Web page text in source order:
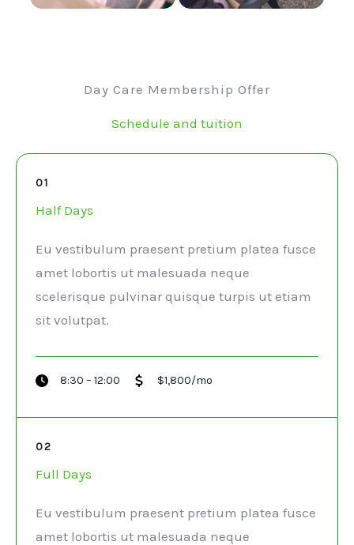
Day Care Membership Offer
Schedule and tuition
01
Half Days
Eu vestibulum praesent pretium platea fusce
amet lobortis ut malesuada neque
scelerisque pulvinar quisque turpis ut etiam
sit volutpat.​
8:30 – 12:00 $1,800/mo
02
Full Days
Eu vestibulum praesent pretium platea fusce
amet lobortis ut malesuada neque